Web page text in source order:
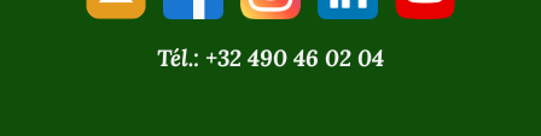
Tél.: +32 490 46 02 04